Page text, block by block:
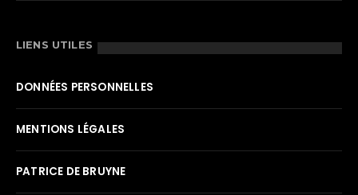
LIENS UTILES
DONNÉES PERSONNELLES
MENTIONS LÉGALES
PATRICE DE BRUYNE